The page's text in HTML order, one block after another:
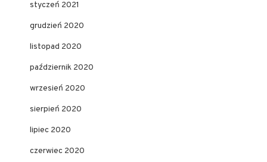
styczeń 2021
grudzień 2020
listopad 2020
październik 2020
wrzesień 2020
sierpień 2020
lipiec 2020
czerwiec 2020